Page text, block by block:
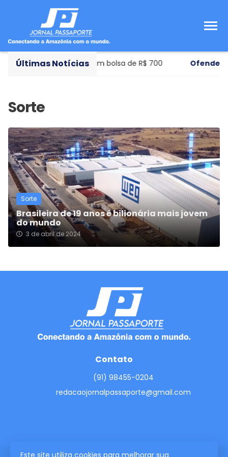
Últimas Notícias
municipal de ensino com bolsa de R$ 700 Ofendeu
Sorte
Brasileira de 19 anos é bilionária mais jovem
do mundo
3 de abril de 2024
Este site utiliza cookies para melhorar sua
Contato
(91) 98455-0204
redacaojornalpassaporte@gmail.com